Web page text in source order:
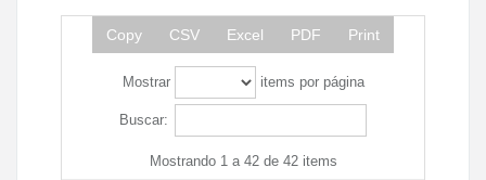
Copy CSV Excel PDF Print
Mostrar items por página
Buscar:
Mostrando 1 a 42 de 42 items